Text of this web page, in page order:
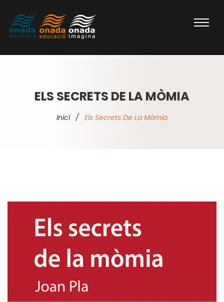
ELS SECRETS DE LA MÒMIA
Inici / Els Secrets De La Mòmia